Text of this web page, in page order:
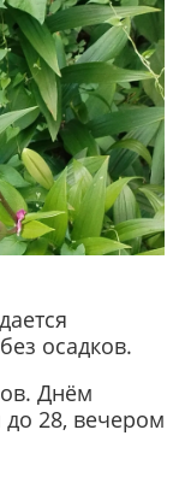
осадков.
Днём
до 28, вечером